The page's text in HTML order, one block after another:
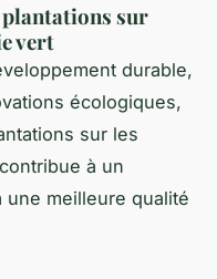
sur
vert
durable,
écologiques,
sur les
à un
meilleure qualité